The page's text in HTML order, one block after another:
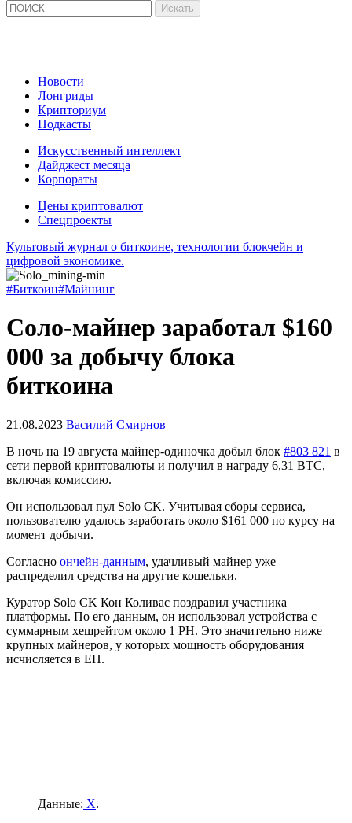
Новости
Лонгриды
Крипториум
Подкасты
Искусственный интеллект
Дайджест месяца
Корпораты
Цены криптовалют
Спецпроекты
Культовый журнал о биткоине, технологии блокчейн и
цифровой экономике.
#Биткоин#Майнинг
Соло-майнер заработал $160
000 за добычу блока
биткоина
21.08.2023 Василий Смирнов
В ночь на 19 августа майнер-одиночка добыл блок #803 821 в
сети первой криптовалюты и получил в награду 6,31 BTC,
включая комиссию.
Он использовал пул Solo CK. Учитывая сборы сервиса,
пользователю удалось заработать около $161 000 по курсу на
момент добычи.
Согласно ончейн-данным, удачливый майнер уже
распределил средства на другие кошельки.
Куратор Solo CK Кон Коливас поздравил участника
платформы. По его данным, он использовал устройства с
суммарным хешрейтом около 1 PH. Это значительно ниже
крупных майнеров, у которых мощность оборудования
исчисляется в EH.
Данные: X.